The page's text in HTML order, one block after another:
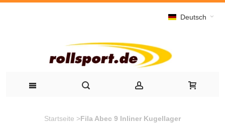
Deutsch
Startseite >Fila Abec 9 Inliner Kugellager